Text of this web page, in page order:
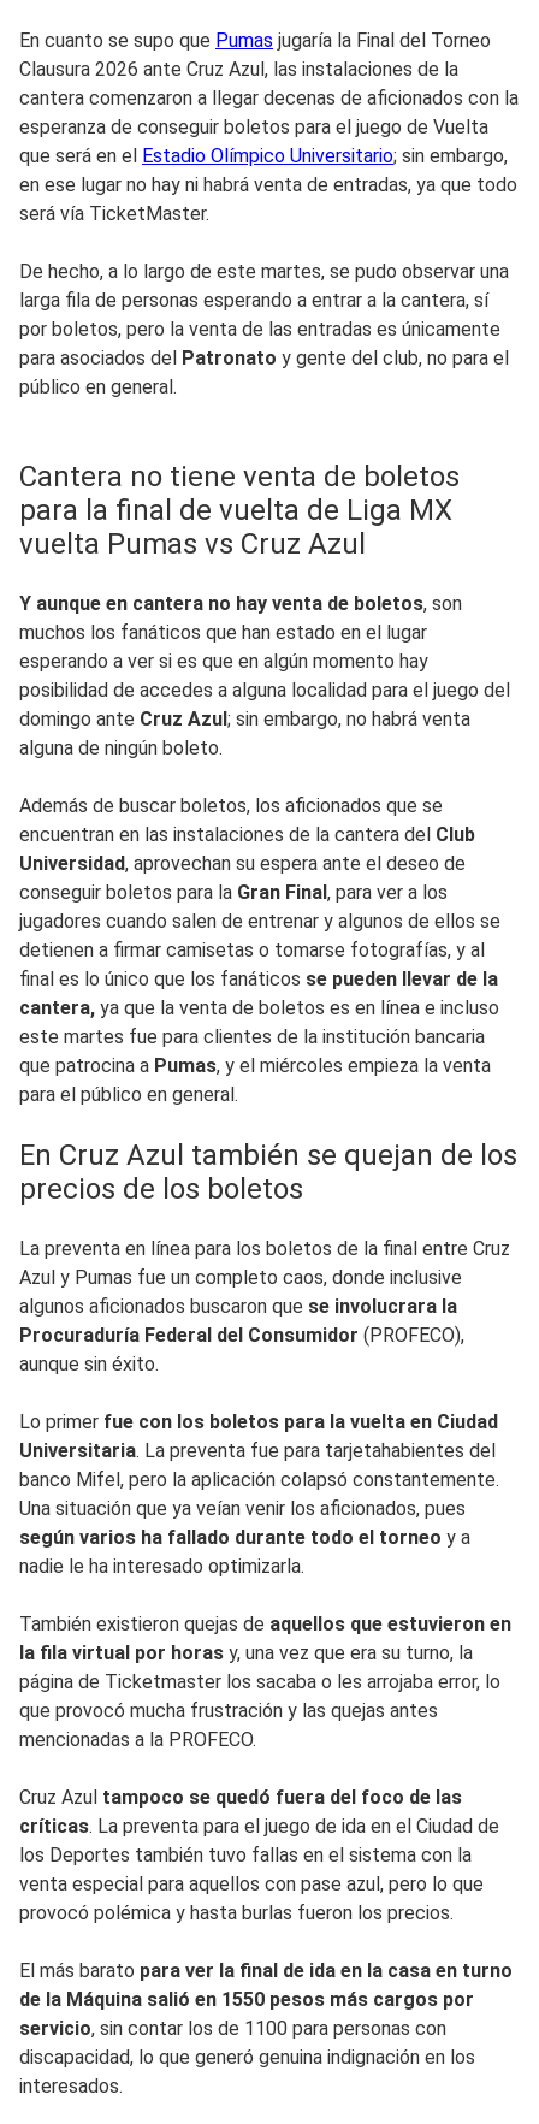
En cuanto se supo que Pumas jugaría la Final del Torneo
Clausura 2026 ante Cruz Azul, las instalaciones de la
cantera comenzaron a llegar decenas de aficionados con la
esperanza de conseguir boletos para el juego de Vuelta
que será en el Estadio Olímpico Universitario; sin embargo,
en ese lugar no hay ni habrá venta de entradas, ya que todo
será vía TicketMaster.
De hecho, a lo largo de este martes, se pudo observar una
larga fila de personas esperando a entrar a la cantera, sí
por boletos, pero la venta de las entradas es únicamente
para asociados del Patronato y gente del club, no para el
público en general.
Cantera no tiene venta de boletos
para la final de vuelta de Liga MX
vuelta Pumas vs Cruz Azul
Y aunque en cantera no hay venta de boletos, son
muchos los fanáticos que han estado en el lugar
esperando a ver si es que en algún momento hay
posibilidad de accedes a alguna localidad para el juego del
domingo ante Cruz Azul; sin embargo, no habrá venta
alguna de ningún boleto.
Además de buscar boletos, los aficionados que se
encuentran en las instalaciones de la cantera del Club
Universidad, aprovechan su espera ante el deseo de
conseguir boletos para la Gran Final, para ver a los
jugadores cuando salen de entrenar y algunos de ellos se
detienen a firmar camisetas o tomarse fotografías, y al
final es lo único que los fanáticos se pueden llevar de la
cantera, ya que la venta de boletos es en línea e incluso
este martes fue para clientes de la institución bancaria
que patrocina a Pumas, y el miércoles empieza la venta
para el público en general.
En Cruz Azul también se quejan de los
precios de los boletos
La preventa en línea para los boletos de la final entre Cruz
Azul y Pumas fue un completo caos, donde inclusive
algunos aficionados buscaron que se involucrara la
Procuraduría Federal del Consumidor (PROFECO),
aunque sin éxito.
Lo primer fue con los boletos para la vuelta en Ciudad
Universitaria. La preventa fue para tarjetahabientes del
banco Mifel, pero la aplicación colapsó constantemente.
Una situación que ya veían venir los aficionados, pues
según varios ha fallado durante todo el torneo y a
nadie le ha interesado optimizarla.
También existieron quejas de aquellos que estuvieron en
la fila virtual por horas y, una vez que era su turno, la
página de Ticketmaster los sacaba o les arrojaba error, lo
que provocó mucha frustración y las quejas antes
mencionadas a la PROFECO.
Cruz Azul tampoco se quedó fuera del foco de las
críticas. La preventa para el juego de ida en el Ciudad de
los Deportes también tuvo fallas en el sistema con la
venta especial para aquellos con pase azul, pero lo que
provocó polémica y hasta burlas fueron los precios.
El más barato para ver la final de ida en la casa en turno
de la Máquina salió en 1550 pesos más cargos por
servicio, sin contar los de 1100 para personas con
discapacidad, lo que generó genuina indignación en los
interesados.